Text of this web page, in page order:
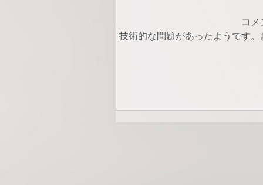
コメ
技術的な問題があったようです